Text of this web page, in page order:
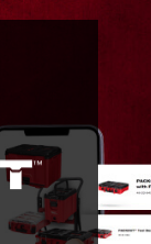
整收纳布局​
22-8045
(1)